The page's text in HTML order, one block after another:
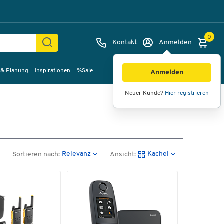
Kontakt Anmelden
Anmelden
Neuer Kunde? Hier registrieren
0
Planung Inspirationen %Sale
Sortieren nach: Relevanz Ansicht: Kachel